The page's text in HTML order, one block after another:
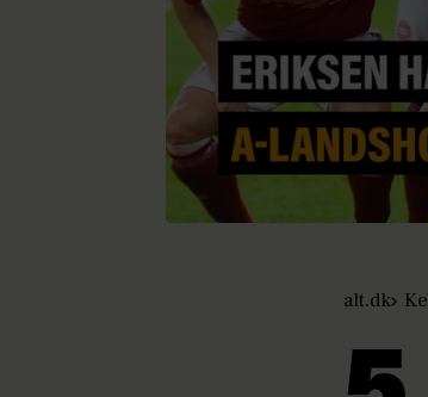
alt.dk